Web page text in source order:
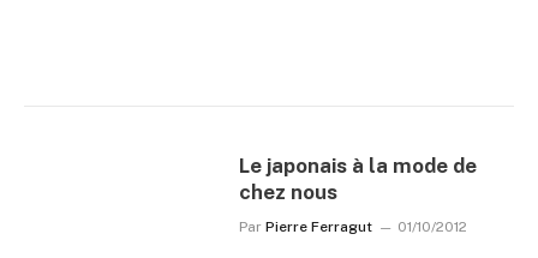
Le japonais à la mode de
chez nous
Par Pierre Ferragut 01/10/2012